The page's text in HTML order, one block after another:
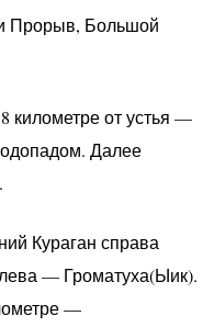
Прорыв, Большой
километре от устья —
Далее
Кураган справа
— Громатуха(Ыик).
—